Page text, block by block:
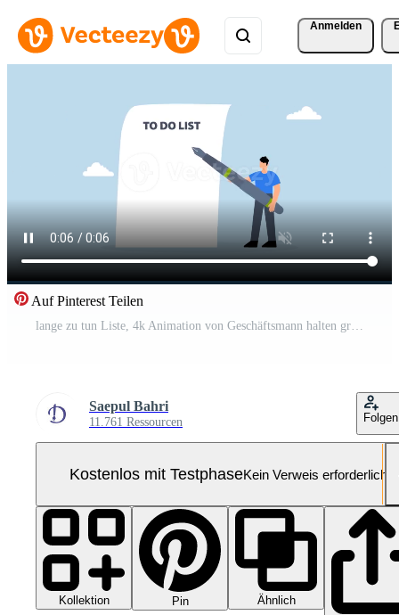
Anmelden
Auf Pinterest Teilen
lange zu tun Liste, 4k Animation von Geschäftsmann halten groß Stift berücksichtigt Herstellung mehrere zu tun Listen auf langwierig Blatt von Papier. Pro Video
Saepul Bahri
11.761 Ressourcen Folgen
Kostenlos mit TestphaseKein Verweis erforderlich
Kollektion Pin
Ähnlich